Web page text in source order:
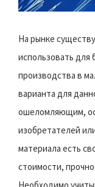
На рынке
использовать для
производства в
варианта для
ошеломляющим,
изобретателей
материала есть
стоимости,